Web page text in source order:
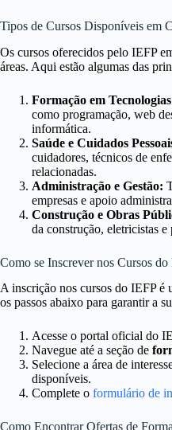
Tipos de Cursos Disponíveis em
Os cursos oferecidos pelo IEFP
áreas. Aqui estão algumas das
Formação em
como programação, web
informática.
Saúde e Cuidados
cuidadores, técnicos de
relacionadas.
Administração e Gestão:
empresas e apoio
Construção e Obras
da construção, eletricistas e
Como se Inscrever nos Cursos
A inscrição nos cursos do IEFP é
os passos abaixo para garantir a
Acesse o portal oficial do
Navegue até a seção de
Selecione a área de
disponíveis.
Complete o formulário de
Como Encontrar Ofertas de